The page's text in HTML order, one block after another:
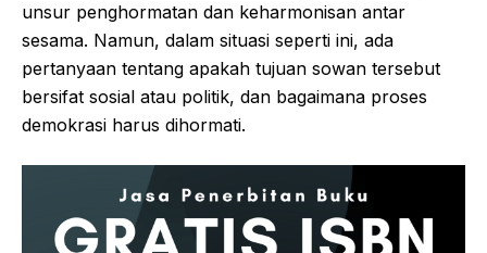
unsur penghormatan dan keharmonisan antar
sesama. Namun, dalam situasi seperti ini, ada
pertanyaan tentang apakah tujuan sowan tersebut
bersifat sosial atau politik, dan bagaimana proses
demokrasi harus dihormati.